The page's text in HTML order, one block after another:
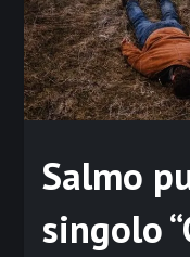
Salmo
singolo